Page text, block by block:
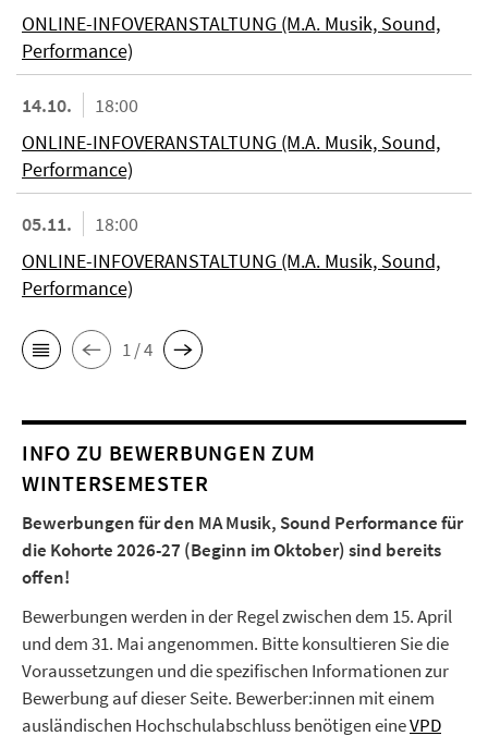
ONLINE-INFOVERANSTALTUNG (M.A. Musik, Sound,
Performance)
14.10.
18:00
ONLINE-INFOVERANSTALTUNG (M.A. Musik, Sound,
Performance)
05.11.
18:00
ONLINE-INFOVERANSTALTUNG (M.A. Musik, Sound,
Performance)
1 / 4
INFO ZU BEWERBUNGEN ZUM
WINTERSEMESTER
Bewerbungen für den MA Musik, Sound Performance für
die Kohorte 2026-27 (Beginn im Oktober) sind bereits
offen!
Bewerbungen werden in der Regel zwischen dem 15. April
und dem 31. Mai angenommen. Bitte konsultieren Sie die
Voraussetzungen und die spezifischen Informationen zur
Bewerbung auf dieser Seite. Bewerber:innen mit einem
ausländischen Hochschulabschluss benötigen eineVPD